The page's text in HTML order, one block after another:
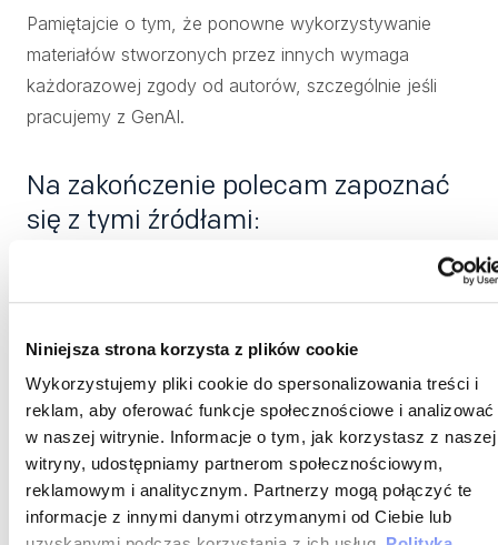
Niniejsza strona korzysta z plików cookie
Wykorzystujemy pliki cookie do spersonalizowania treści i
reklam, aby oferować funkcje społecznościowe i
w naszej witrynie. Informacje o tym, jak korzystasz z naszej
witryny, udostępniamy partnerom społecznościowym,
reklamowym i analitycznym. Partnerzy mogą połączyć te
informacje z innymi danymi otrzymanymi od Ciebie lub
Pamiętajcie o tym, że ponowne wykorzystywanie
materiałów stworzonych przez innych wymaga
każdorazowej zgody od autorów, szczególnie jeśli
pracujemy z GenAI.
Na zakończenie polecam zapoznać
się z tymi źródłami:
Raport Grafton 2025
Kłaniamy się też autorom_kom raportów i dziękujemy
za możliwość ich wykorzystania!